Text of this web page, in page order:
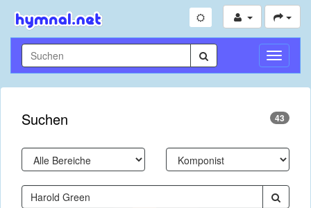
Suchen 43